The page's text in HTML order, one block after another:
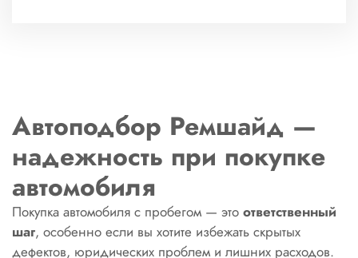
Автоподбор Ремшайд —
надежность при покупке
автомобиля
Покупка автомобиля с пробегом — это ответственный
шаг, особенно если вы хотите избежать скрытых
дефектов, юридических проблем и лишних расходов.